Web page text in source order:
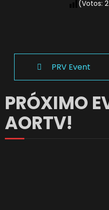
(Votos: 2
PRV Event
PRÓXIMO
AORTV!